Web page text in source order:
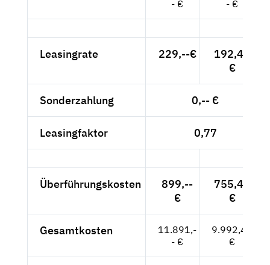
- € - €
Leasingrate 229,--€
192,44
€
Sonderzahlung 0,-- €
Leasingfaktor 0,77
Überführungskosten
899,--
€
755,46
€
Gesamtkosten
11.891,-
- €
9.992,44
€